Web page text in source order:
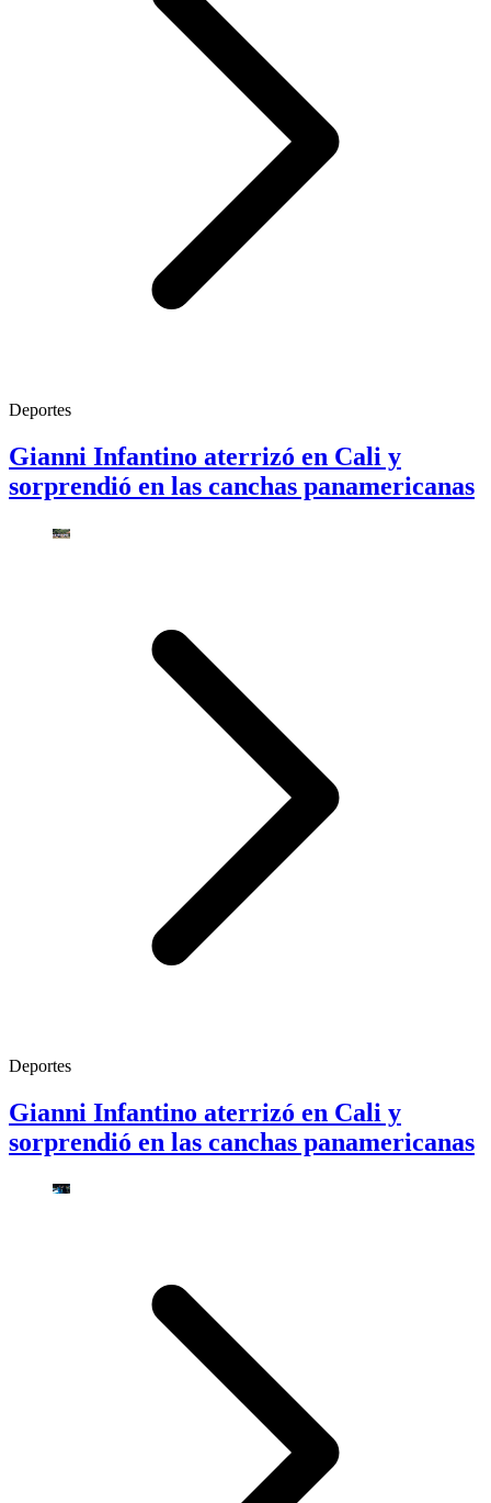
Deportes
Gianni Infantino aterrizó en Cali y
sorprendió en las canchas panamericanas
Deportes
Gianni Infantino aterrizó en Cali y
sorprendió en las canchas panamericanas